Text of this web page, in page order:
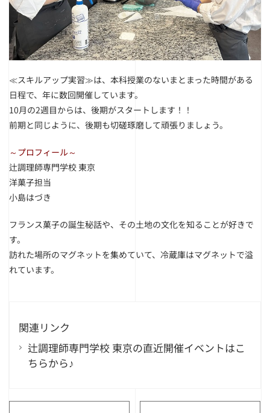
≪スキルアップ実習≫は、本科授業のないまとまった時間がある
日程で、年に数回開催しています。
10月の2週目からは、後期がスタートします！！
前期と同じように、後期も切磋琢磨して頑張りましょう。
～プロフィール～
辻調理師専門学校 東京
洋菓子担当
小島はづき
フランス菓子の誕生秘話や、その土地の文化を知ることが好きで
す。
訪れた場所のマグネットを集めていて、冷蔵庫はマグネットで溢
れています。
関連リンク
辻調理師専門学校 東京の直近開催イベントはこ
ちらから♪